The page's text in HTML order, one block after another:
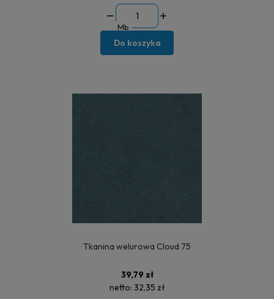
Mb
Do koszyka
Tkanina welurowa Cloud 75
39,79 zł
netto: 32,35 zł